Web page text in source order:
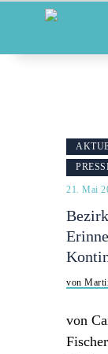
21. Mai
von
von